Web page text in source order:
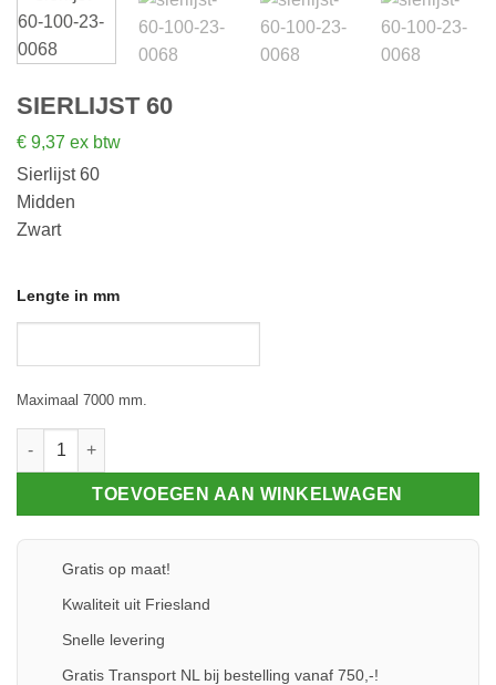
SIERLIJST 60
€ 9,37 ex btw
Sierlijst 60
Midden
Zwart
Lengte in mm
Maximaal 7000 mm.
Sierlijst 60 aantal
TOEVOEGEN AAN WINKELWAGEN
Gratis op maat!
Kwaliteit uit Friesland
Snelle levering
Gratis Transport NL bij bestelling vanaf 750,-!